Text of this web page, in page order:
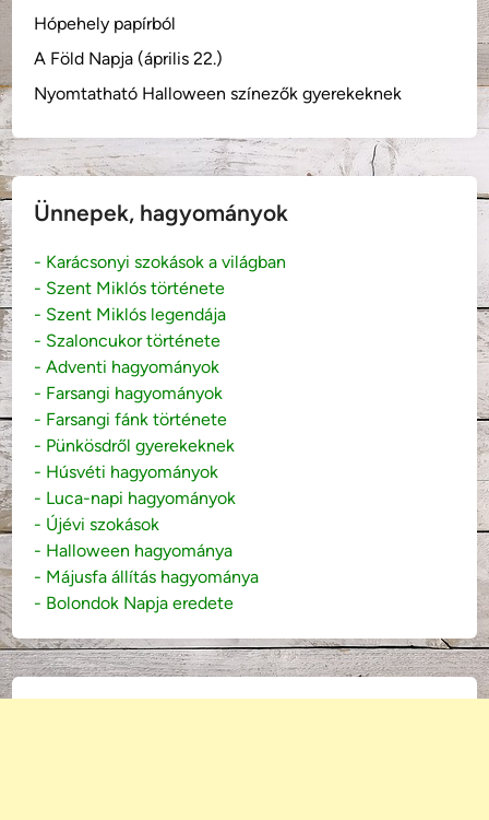
Hópehely papírból
A Föld Napja (április 22.)
Nyomtatható Halloween színezők gyerekeknek
Ünnepek, hagyományok
- Karácsonyi szokások a világban
- Szent Miklós története
- Szent Miklós legendája
- Szaloncukor története
- Adventi hagyományok
- Farsangi hagyományok
- Farsangi fánk története
- Pünkösdről gyerekeknek
- Húsvéti hagyományok
- Luca-napi hagyományok
- Újévi szokások
- Halloween hagyománya
- Májusfa állítás hagyománya
- Bolondok Napja eredete